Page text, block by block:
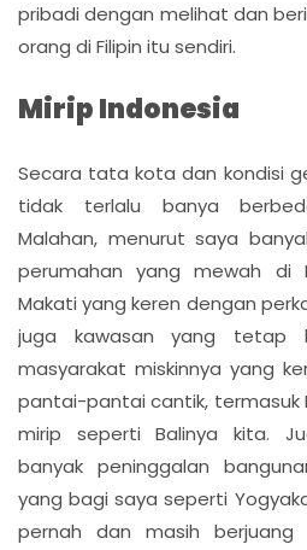
pribadi dengan melihat dan
orang di Filipin itu sendiri.
Mirip Indonesia
Secara tata kota dan kondisi
tidak terlalu banya
Malahan, menurut saya
perumahan yang mewah di
Makati yang keren dengan
juga kawasan yang tetap
masyarakat miskinnya yang
pantai-pantai cantik, termasuk
mirip seperti Balinya kita.
banyak peninggalan
yang bagi saya seperti
pernah dan masih berjuang